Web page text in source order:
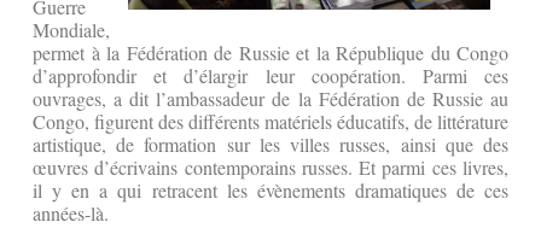
Guerre
Mondiale,
permet à la Fédération de Russie et la République du Congo
d’approfondir et d’élargir leur coopération. Parmi ces
ouvrages, a dit l’ambassadeur de la Fédération de Russie au
Congo, figurent des différents matériels éducatifs, de littérature
artistique, de formation sur les villes russes, ainsi que des
œuvres d’écrivains contemporains russes. Et parmi ces livres,
il y en a qui retracent les évènements dramatiques de ces
années-là.